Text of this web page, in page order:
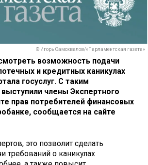
© Игорь Самохвалов/«Парламентская газета»
возможность подачи
и кредитных каникулах
госуслуг. С таким
члены Экспертного
прав потребителей финансовых
сообщается на сайте
это позволит сделать
требований о каникулах